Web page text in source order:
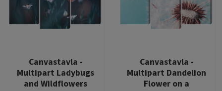
Canvastavla -
Multipart Ladybugs
and Wildflowers
Canvastavla -
Multipart Dandelion
Flower on a